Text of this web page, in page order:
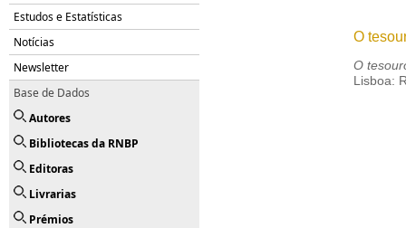
Estudos e Estatísticas
Notícias
Newsletter
Base de Dados
Autores
Bibliotecas da RNBP
Editoras
Livrarias
Prémios
O
O
Lisboa: